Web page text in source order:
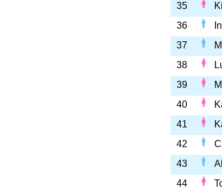
35
36
37
38
39
40
41
42
43
44